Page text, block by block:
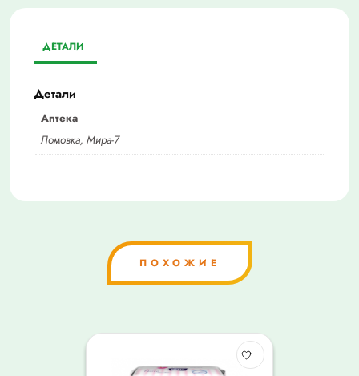
ДЕТАЛИ
Детали
Аптека
Ломовка, Мира-7
ПОХОЖИЕ